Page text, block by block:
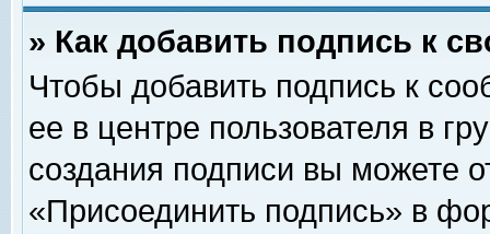
» Как добавить подпись к
Чтобы добавить подпись к
ее в центре пользователя в
создания подписи вы можете
«Присоединить подпись» в